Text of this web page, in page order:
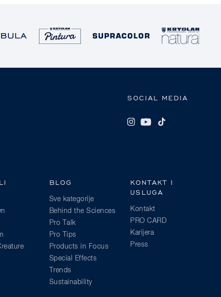
SOCIAL MEDIA
BLOG
Sve kategorije
Behind the Sciences
Pro Talk
Pro Tips
Products in Focus
Special Effects
Trends
Sustainability
KONTAKT I
USLUGA
Kontakt
PRO CARD
Karijera
Press